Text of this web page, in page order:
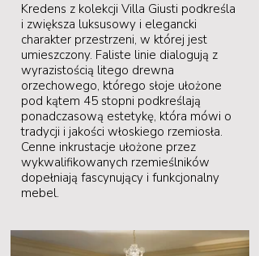
Kredens z kolekcji Villa Giusti podkreśla
i zwiększa luksusowy i elegancki
charakter przestrzeni, w której jest
umieszczony. Faliste linie dialogują z
wyrazistością litego drewna
orzechowego, którego słoje ułożone
pod kątem 45 stopni podkreślają
ponadczasową estetykę, która mówi o
tradycji i jakości włoskiego rzemiosła.
Cenne inkrustacje ułożone przez
wykwalifikowanych rzemieślników
dopełniają fascynujący i funkcjonalny
mebel.